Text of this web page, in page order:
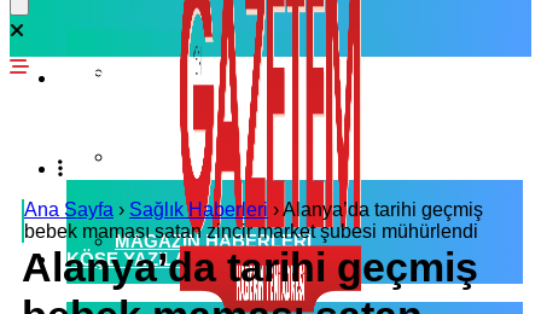
EKONOMI HABERLERI
POLITIKA HABERLERI
MAGAZIN HABERLERI
SPOR HABERLERI
RÖPORTAJLAR
KÖŞE YAZILARI
Ana Sayfa › Sağlık Haberleri ›Alanya’da tarihi geçmiş
bebek maması satan zincir market şubesi mühürlendi
Alanya’da tarihi geçmiş